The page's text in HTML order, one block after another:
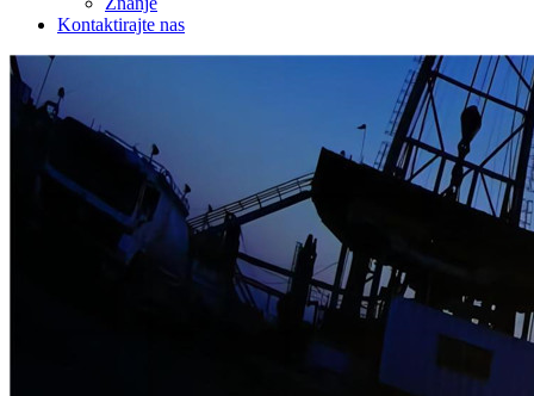
Kontaktirajte nas